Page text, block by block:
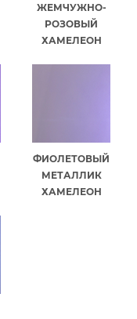
ЖЕМЧУЖНО-
РОЗОВЫЙ
ХАМЕЛЕОН
ФИОЛЕТОВЫЙ
МЕТАЛЛИК
ХАМЕЛЕОН